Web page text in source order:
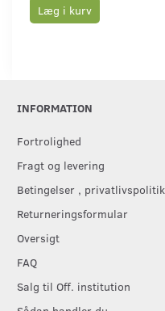
Læg i kurv
INFORMATION
Fortrolighed
Fragt og levering
Betingelser ,
Returneringsformular
Oversigt
FAQ
Salg til Off. institution